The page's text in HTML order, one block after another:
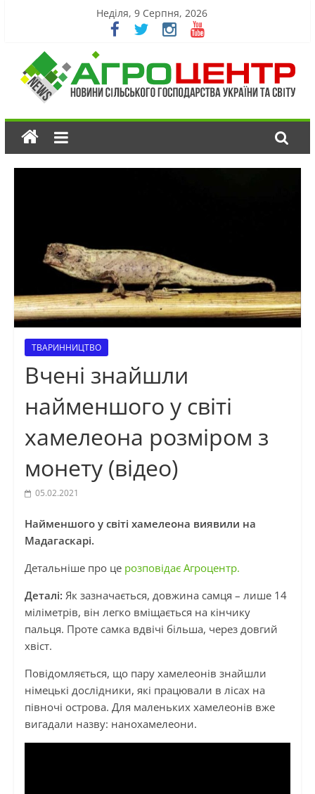
Неділя, 9 Серпня, 2026
ТВАРИННИЦТВО
Вчені знайшли
найменшого у світі
хамелеона розміром з
монету (відео)
05.02.2021
Найменшого у світі хамелеона виявили на
Мадагаскарі.
Детальніше про це розповідає Агроцентр.
Деталі: Як зазначається, довжина самця – лише 14
міліметрів, він легко вміщається на кінчику
пальця. Проте самка вдвічі більша, через довгий
хвіст.
Повідомляється, що пару хамелеонів знайшли
німецькі дослідники, які працювали в лісах на
півночі острова. Для маленьких хамелеонів вже
вигадали назву: нанохамелеони.